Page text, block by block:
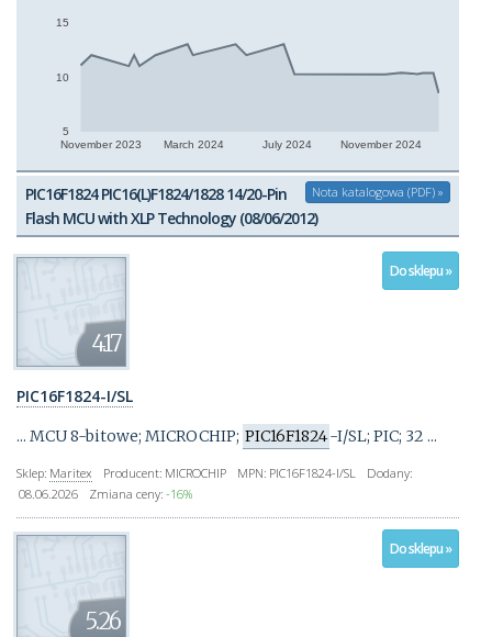
November 2023 March 2024 July 2024 November 2024
5
10
15
Nota katalogowa (PDF) »
PIC16F1824 PIC16(L)F1824/1828 14/20-Pin
Flash MCU with XLP Technology (08/06/2012)
4.17
Do sklepu »
PIC16F1824-I/SL
... MCU 8-bitowe; MICROCHIP; PIC16F1824-I/SL; PIC; 32 ...
Sklep: Maritex Producent: MICROCHIP MPN: PIC16F1824-I/SL
Dodany:
08.06.2026
Zmiana ceny: -16%
5.26
Do sklepu »